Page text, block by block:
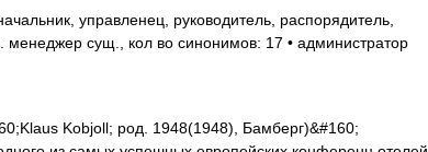
управленец, руководитель, распорядитель,
менеджер сущ., кол во синонимов: 17 • администратор
Kobjoll; род. 1948(1948), Бамберг)&#160;